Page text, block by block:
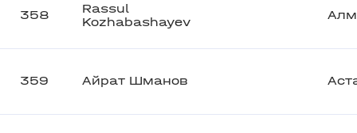
358
Rassul
Kozhabashayev
359 Айрат Шманов